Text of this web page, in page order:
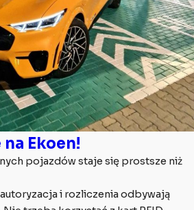
Ekoen!
pojazdów staje się prostsze niż
i rozliczenia odbywają